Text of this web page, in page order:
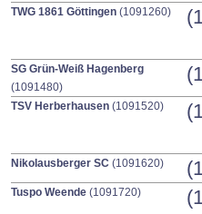
TWG 1861 Göttingen (1091260)
SG Grün-Weiß Hagenberg
(1091480)
TSV Herberhausen (1091520)
Nikolausberger SC (1091620)
Tuspo Weende (1091720)